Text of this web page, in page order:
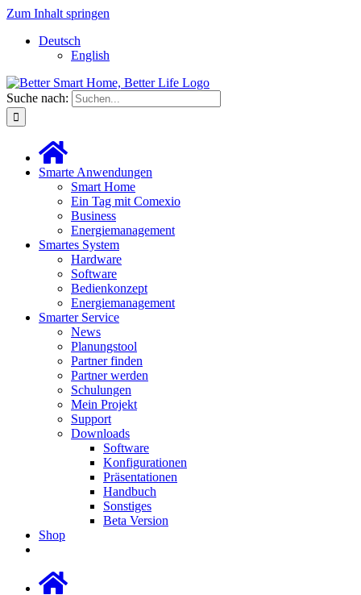
Zum Inhalt springen
Deutsch
English
Suche nach:
Smarte Anwendungen
Smart Home
Ein Tag mit Comexio
Business
Energiemanagement
Smartes System
Hardware
Software
Bedienkonzept
Energiemanagement
Smarter Service
News
Planungstool
Partner finden
Partner werden
Schulungen
Mein Projekt
Support
Downloads
Software
Konfigurationen
Präsentationen
Handbuch
Sonstiges
Beta Version
Shop